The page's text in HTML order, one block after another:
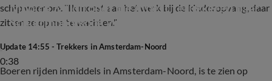
schip weer om. "Ik moest aan het werk bij de kinderopvang, daar
zitten ze op me te wachten."
0:38
Monica zat op boot die moest terugkeren naar
Schiermonnikoog vanwege vissersblokkade
Update 14:55 - Trekkers in Amsterdam-Noord
Boeren rijden inmiddels in Amsterdam-Noord, is te zien op